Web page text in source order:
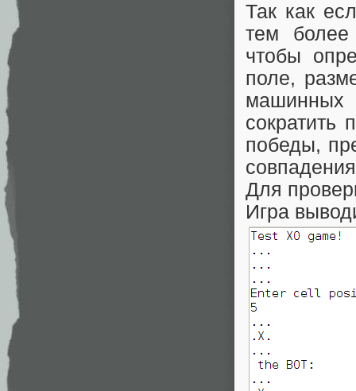
Так как
тем более
чтобы
поле,
машинных
сократить
победы,
Для
Игра